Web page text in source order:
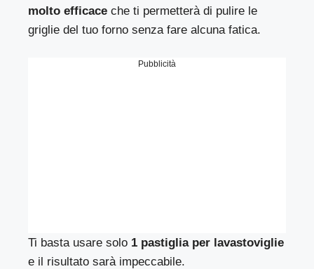
molto efficace che ti permetterà di pulire le
griglie del tuo forno senza fare alcuna fatica.
Pubblicità
Ti basta usare solo 1 pastiglia per lavastoviglie
e il risultato sarà impeccabile.